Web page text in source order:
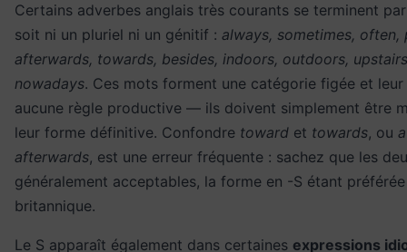
Certains adverbes anglais très courants se terminent
soit ni un pluriel ni un génitif : always, sometimes, often,
afterwards, towards, besides, indoors, outdoors,
nowadays. Ces mots forment une catégorie figée et
aucune règle productive — ils doivent simplement être
leur forme définitive. Confondre toward et towards, ou
afterwards, est une erreur fréquente : sachez que les
généralement acceptables, la forme en -S étant
britannique.
Le S apparaît également dans certaines expressions